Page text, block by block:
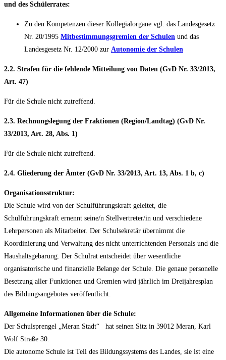
und des Schülerrates:
Zu den Kompetenzen dieser Kollegialorgane vgl. das Landesgesetz
Nr. 20/1995 Mitbestimmungsgremien der Schulen und das
Landesgesetz Nr. 12/2000 zur Autonomie der Schulen
2.2. Strafen für die fehlende Mitteilung von Daten (GvD Nr. 33/2013,
Art. 47)
Für die Schule nicht zutreffend.
2.3. Rechnungslegung der Fraktionen (Region/Landtag) (GvD Nr.
33/2013, Art. 28, Abs. 1)
Für die Schule nicht zutreffend.
2.4. Gliederung der Ämter (GvD Nr. 33/2013, Art. 13, Abs. 1 b, c)
Organisationsstruktur:
Die Schule wird von der Schulführungskraft geleitet, die
Schulführungskraft ernennt seine/n Stellvertreter/in und verschiedene
Lehrpersonen als Mitarbeiter. Der Schulsekretär übernimmt die
Koordinierung und Verwaltung des nicht unterrichtenden Personals und die
Haushaltsgebarung. Der Schulrat entscheidet über wesentliche
organisatorische und finanzielle Belange der Schule. Die genaue personelle
Besetzung aller Funktionen und Gremien wird jährlich im Dreijahresplan
des Bildungsangebotes veröffentlicht.
Allgemeine Informationen über die Schule:
Der Schulsprengel „Meran Stadt“ hat seinen Sitz in 39012 Meran, Karl
Wolf Straße 30.
Die autonome Schule ist Teil des Bildungssystems des Landes, sie ist eine